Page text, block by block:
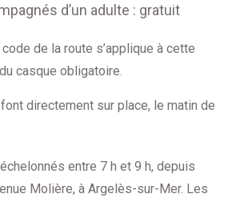
d’un adulte : gratuit
de la route s’applique à cette
casque obligatoire.
directement sur place, le matin de
entre 7 h et 9 h, depuis
Molière, à Argelès-sur-Mer. Les